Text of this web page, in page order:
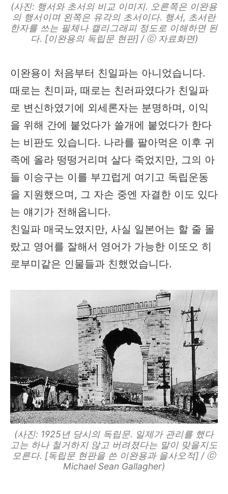
(사진: 행서와 초서의 비교 이미지. 오른쪽은 이완용
의 행서이며 왼쪽은 유각의 초서이다. 행서, 초서란
한자를 쓰는 필체나 캘리그래피 정도로 이해하면 된
다. [이완용의 독립문 현판] / ⓒ 자료화면)
이완용이 처음부터 친일파는 아니었습니다.
때로는 친미파, 때로는 친러파였다가 친일파
로 변신하였기에 외세론자는 분명하며, 이익
을 위해 간에 붙었다가 쓸개에 붙었다가 한다
는 비판도 있습니다. 나라를 팔아먹은 이후 귀
족에 올라 떵떵거리며 살다 죽었지만, 그의 아
들 이승구는 이를 부끄럽게 여기고 독립운동
을 지원했으며, 그 자손 중엔 자결한 이도 있다
는 얘기가 전해옵니다.
친일파 매국노였지만, 사실 일본어는 할 줄 몰
랐고 영어를 잘해서 영어가 가능한 이또오 히
로부미같은 인물들과 친했었습니다.
(사진: 1925년 당시의 독립문. 일제가 관리를 했다
고는 하나 철거하지 않고 버려졌다는 말이 맞을지도
모른다. [독립문 현판을 쓴 이완용과 을사오적] / ⓒ
Michael Sean Gallagher)